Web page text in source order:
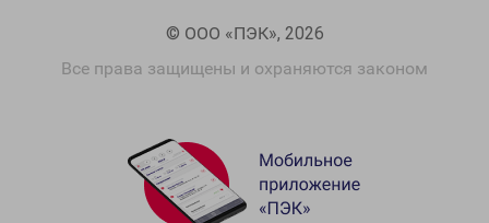
© ООО «ПЭК», 2026
Все права защищены и охраняются законом